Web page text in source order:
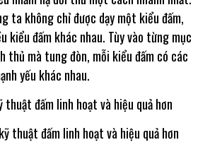
ta không chỉ được dạy một kiểu đấm,
kiểu đấm khác nhau. Tùy vào từng mục
mà tung đòn, mỗi kiểu đấm có các
yếu khác nhau.
thuật đấm linh hoạt và hiệu quả hơn